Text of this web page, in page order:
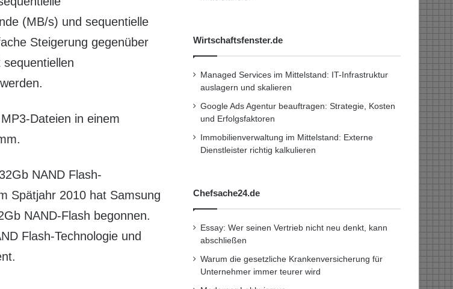
(MB/s) und sequentielle
Steigerung gegenüber
Dateien in einem
NAND Flash-
Spätjahr 2010 hat Samsung
NAND-Flash begonnen.
Flash-Technologie und
Wirtschaftsfenster.de
Managed Services im Mittelstand: IT-Infrastruktur
auslagern und skalieren
Google Ads Agentur beauftragen: Strategie, Kosten
und Erfolgsfaktoren
Immobilienverwaltung im Mittelstand: Externe
Dienstleister richtig kalkulieren
Chefsache24.de
Essay: Wer seinen Vertrieb nicht neu denkt, kann
abschließen
Warum die gesetzliche Krankenversicherung für
Unternehmer immer teurer wird